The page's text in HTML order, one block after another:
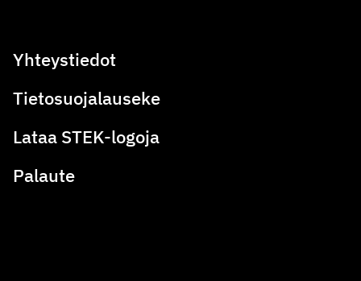
Yhteystiedot
Tietosuojalauseke
Lataa STEK-logoja
Palaute